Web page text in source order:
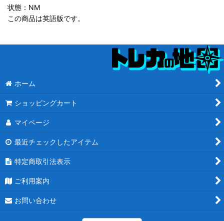
状態：NM
この商品は英語版です。
ホーム
ショッピングカート
マイページ
最近チェックしたアイテム
特定商取引法表示
ご利用案内
お問い合わせ